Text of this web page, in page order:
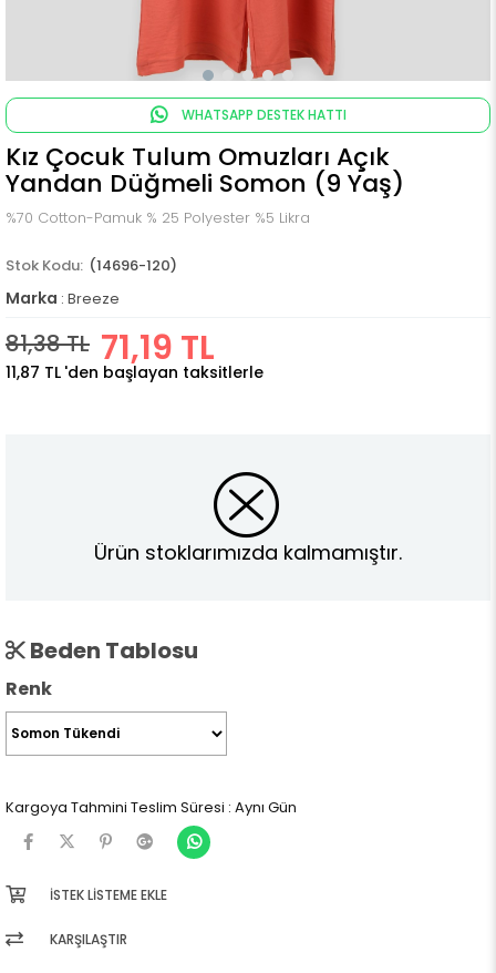
WHATSAPP DESTEK HATTI
Kız Çocuk Tulum Omuzları Açık
Yandan Düğmeli Somon (9 Yaş)
%70 Cotton-Pamuk % 25 Polyester %5 Likra
(14696-120)
Marka : Breeze
81,38 TL 71,19 TL
11,87 TL 'den başlayan taksitlerle
Ürün stoklarımızda kalmamıştır.
Beden Tablosu
Renk
Kargoya Tahmini Teslim Süresi : Aynı Gün
İSTEK LISTEME EKLE
KARŞILAŞTIR